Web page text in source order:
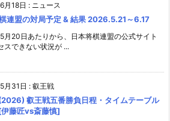
月18日 : ニュース
連盟の対局予定 & 結果 2026.5.21～6.17
月20日あたりから、日本将棋連盟の公式サイト
スできない状況が ...
月31日 : 叡王戦
叡王戦五番勝負日程・タイムテーブル
藤匠vs斎藤慎]